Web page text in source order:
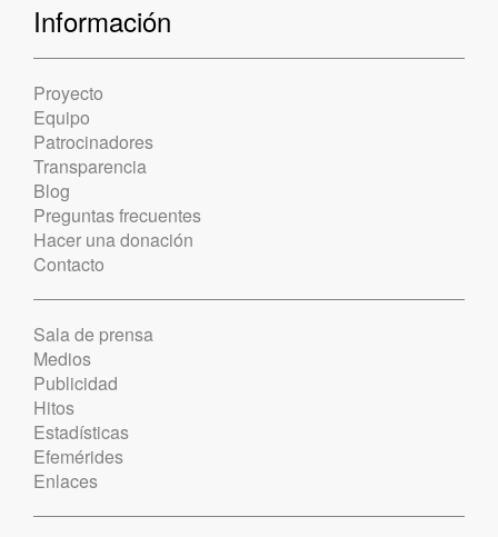
Información
Proyecto
Equipo
Patrocinadores
Transparencia
Blog
Preguntas frecuentes
Hacer una donación
Contacto
Sala de prensa
Medios
Publicidad
Hitos
Estadísticas
Efemérides
Enlaces